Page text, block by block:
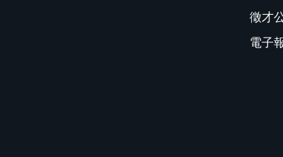
徵才
電子